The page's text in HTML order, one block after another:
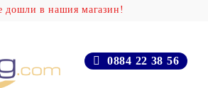
дошли в нашия магазин!
0884 22 38 56